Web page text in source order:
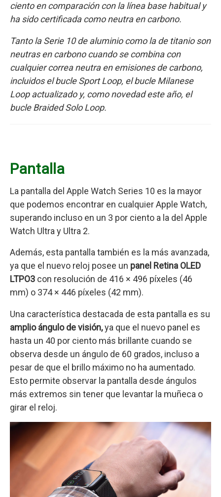
ciento en comparación con la línea base habitual y
ha sido certificada como neutra en carbono.
Tanto la Serie 10 de aluminio como la de titanio son
neutras en carbono cuando se combina con
cualquier correa neutra en emisiones de carbono,
incluidos el bucle Sport Loop, el bucle Milanese
Loop actualizado y, como novedad este año, el
bucle Braided Solo Loop.
Pantalla
La pantalla del Apple Watch Series 10 es la mayor
que podemos encontrar en cualquier Apple Watch,
superando incluso en un 3 por ciento a la del Apple
Watch Ultra y Ultra 2.
Además, esta pantalla también es la más avanzada,
ya que el nuevo reloj posee un panel Retina OLED
LTPO3 con resolución de 416 × 496 píxeles (46
mm) o 374 × 446 píxeles (42 mm).
Una característica destacada de esta pantalla es su
amplio ángulo de visión,ya que el nuevo panel es
hasta un 40 por ciento más brillante cuando se
observa desde un ángulo de 60 grados, incluso a
pesar de que el brillo máximo no ha aumentado.
Esto permite observar la pantalla desde ángulos
más extremos sin tener que levantar la muñeca o
girar el reloj.